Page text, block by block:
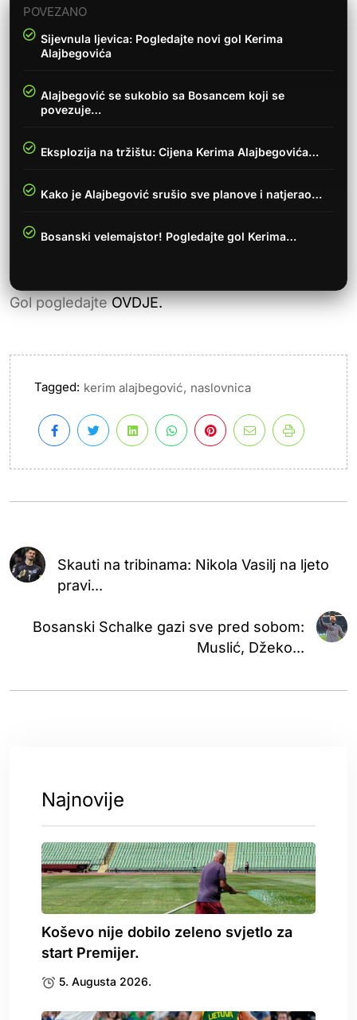
POVEZANO
Sijevnula ljevica: Pogledajte novi gol Kerima
Alajbegovića
Alajbegović se sukobio sa Bosancem koji se
povezuje…
Eksplozija na tržištu: Cijena Kerima Alajbegovića…
Kako je Alajbegović srušio sve planove i natjerao…
Bosanski velemajstor! Pogledajte gol Kerima…
Gol pogledajteOVDJE.
Tagged: kerim alajbegović, naslovnica
Skauti na tribinama: Nikola Vasilj na ljeto
pravi...
Bosanski Schalke gazi sve pred sobom:
Muslić, Džeko...
Najnovije
Koševo nije dobilo zeleno svjetlo za
start Premijer.
5. Augusta 2026.